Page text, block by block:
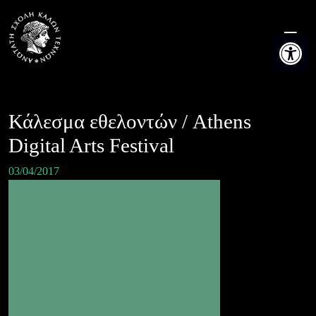
Ανοίξτε
content
Κάλεσμα εθελοντών / Athens
Digital Arts Festival
03/04/2017